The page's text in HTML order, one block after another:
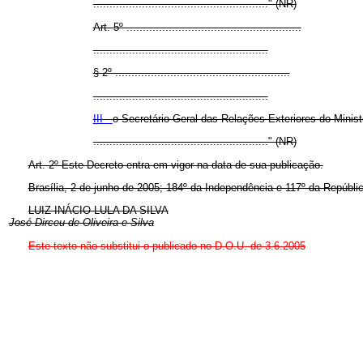
......................................................" (NR)
Art. 5º ......................................................
......................................................
§ 2º ......................................................
......................................................
III -o Secretário-Geral das Relações Exteriores do
......................................................" (NR)
Art. 2º Este Decreto entra em vigor na data de sua publicação.
Brasília, 2 de junho de 2005; 184º da Independência e 117º da
LUIZ INÁCIO LULA DA SILVA
José Dirceu de Oliveira e Silva
Este texto não substitui o publicado no D.O.U. de 3.6.2005